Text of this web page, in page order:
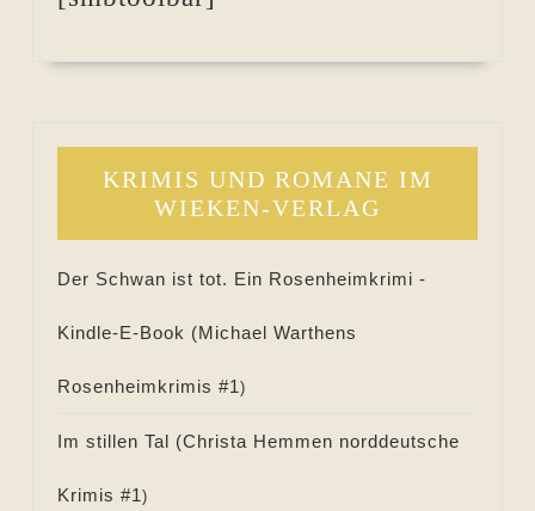
KRIMIS UND ROMANE IM
WIEKEN-VERLAG
Der Schwan ist tot. Ein Rosenheimkrimi -
Kindle-E-Book (Michael Warthens
Rosenheimkrimis #1)
Im stillen Tal (Christa Hemmen norddeutsche
Krimis #1)